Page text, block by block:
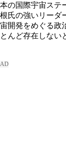
本の国際宇宙ステ
根氏の強いリーダ
宙開発をめぐる政
とんど存在しない